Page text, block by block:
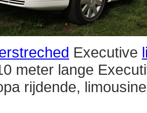
Executive
meter lange
rijdende,